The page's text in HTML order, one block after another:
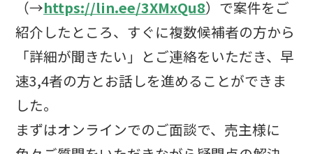
（→https://lin.ee/3XMxQu8）で案件をご
紹介したところ、すぐに複数候補者の方から
「詳細が聞きたい」とご連絡をいただき、早
速3,4者の方とお話しを進めることができま
した。
まずはオンラインでのご面談で、売主様に